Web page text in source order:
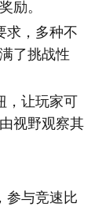
励。
求，多种不
了挑战性
，让玩家可
视野观察其
参与竞速比